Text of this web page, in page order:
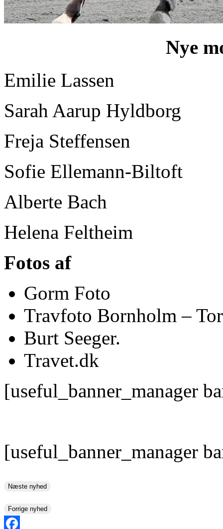
Nye
Emilie Lassen
Sarah Aarup Hyldborg
Freja Steffensen
Sofie Ellemann-Biltoft
Alberte Bach
Helena Feltheim
Fotos af
Gorm Foto
Travfoto Bornholm –
Burt Seeger.
Travet.dk
[useful_banner_manager
[useful_banner_manager
Næste nyhed
Forrige nyhed